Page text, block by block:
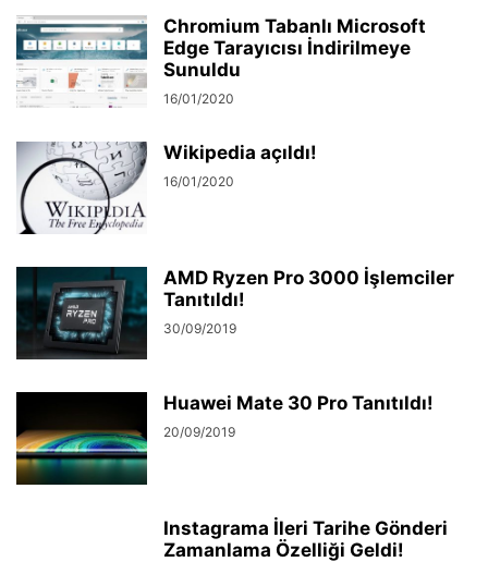
Chromium Tabanlı Microsoft
Edge Tarayıcısı İndirilmeye
Sunuldu
16/01/2020
Wikipedia açıldı!
16/01/2020
AMD Ryzen Pro 3000 İşlemciler
Tanıtıldı!
30/09/2019
Huawei Mate 30 Pro Tanıtıldı!
20/09/2019
Instagrama İleri Tarihe Gönderi
Zamanlama Özelliği Geldi!